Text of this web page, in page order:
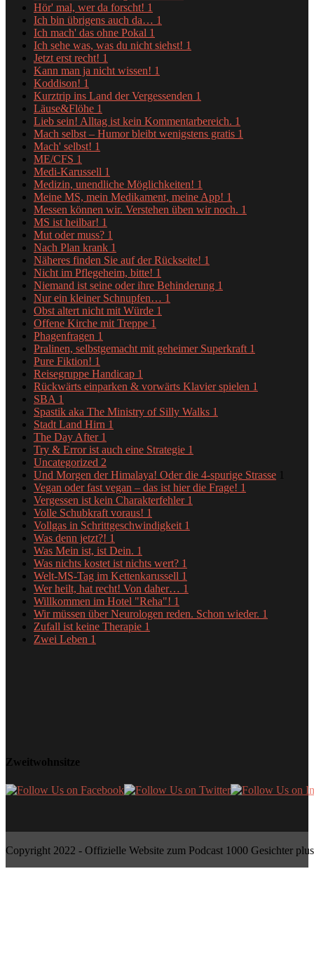
Hör' mal, wer da forscht! 1
Ich bin übrigens auch da… 1
Ich mach' das ohne Pokal 1
Ich sehe was, was du nicht siehst! 1
Jetzt erst recht! 1
Kann man ja nicht wissen! 1
Koddison! 1
Kurztrip ins Land der Vergessenden 1
Läuse&Flöhe 1
Lieb sein! Alltag ist kein Kommentarbereich. 1
Mach selbst – Humor bleibt wenigstens gratis 1
Mach' selbst! 1
ME/CFS 1
Medi-Karussell 1
Medizin, unendliche Möglichkeiten! 1
Meine MS, mein Medikament, meine App! 1
Messen können wir. Verstehen üben wir noch. 1
MS ist heilbar! 1
Mut oder muss? 1
Nach Plan krank 1
Näheres finden Sie auf der Rückseite! 1
Nicht im Pflegeheim, bitte! 1
Niemand ist seine oder ihre Behinderung 1
Nur ein kleiner Schnupfen… 1
Obst altert nicht mit Würde 1
Offene Kirche mit Treppe 1
Phagenfragen 1
Pralinen, selbstgemacht mit geheimer Superkraft 1
Pure Fiktion! 1
Reisegruppe Handicap 1
Rückwärts einparken & vorwärts Klavier spielen 1
SBA 1
Spastik aka The Ministry of Silly Walks 1
Stadt Land Hirn 1
The Day After 1
Try & Error ist auch eine Strategie 1
Uncategorized 2
Und Morgen der Himalaya! Oder die 4-spurige Strasse 1
Vegan oder fast vegan – das ist hier die Frage! 1
Vergessen ist kein Charakterfehler 1
Volle Schubkraft voraus! 1
Vollgas in Schrittgeschwindigkeit 1
Was denn jetzt?! 1
Was Mein ist, ist Dein. 1
Was nichts kostet ist nichts wert? 1
Welt-MS-Tag im Kettenkarussell 1
Wer heilt, hat recht! Von daher… 1
Willkommen im Hotel "Reha"! 1
Wir müssen über Neurologen reden. Schon wieder. 1
Zufall ist keine Therapie 1
Zwei Leben 1
Zweitwohnsitze
Copyright 2022 - Offizielle Website zum Podcast 1000 Gesichter